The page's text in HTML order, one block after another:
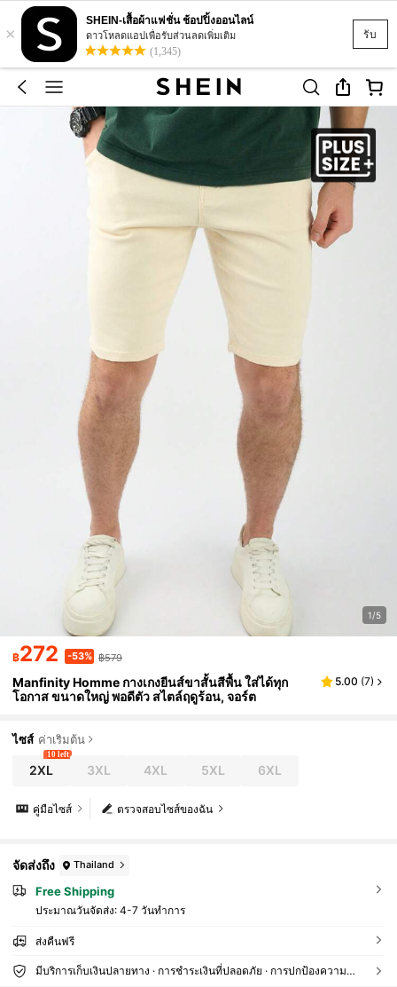
รับ
×
SHEIN-เสื้อผ้าแฟชั่น ช้อปปิ้งออนไลน์
ดาวโหลดแอปเพื่อรับส่วนลดเพิ่มเติม
(1,345)
1/5
฿272 -53% ฿579
Manfinity Homme กางเกงยีนส์ขาสั้นสีพื้น ใส่ได้ทุก
โอกาส ขนาดใหญ่ พอดีตัว สไตล์ฤดูร้อน, จอร์ต
5.00 (7)
ไซส์ ค่าเริ่มต้น
2XL
10 left
3XL 4XL 5XL 6XL
ตรวจสอบไซส์ของฉัน
คู่มือไซส์
จัดส่งถึง Thailand
Free Shipping
ประมาณวันจัดส่ง: 4-7 วันทำการ
ส่งคืนฟรี
มีบริการเก็บเงินปลายทาง · การชำระเงินที่ปลอดภัย · การปกป้องความเป็นส่วนตัว